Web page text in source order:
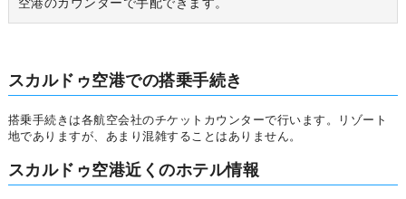
スカルドゥ空港での搭乗手続き
搭乗手続きは各航空会社のチケットカウンターで行います。リゾート
地でありますが、あまり混雑することはありません。
スカルドゥ空港近くのホテル情報